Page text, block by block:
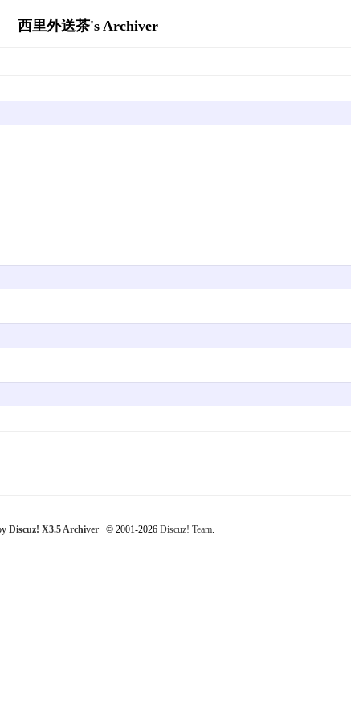
西里外送茶's Archiver
Discuz! X3.5 Archiver © 2001-2026 Discuz! Team.